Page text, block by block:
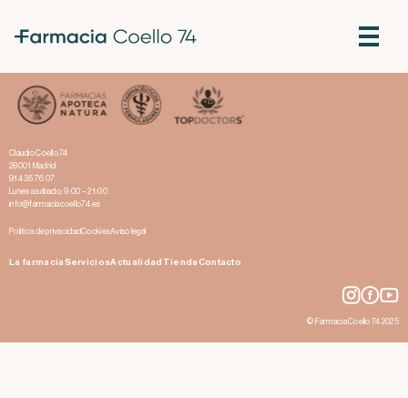
Claudio Coello 74
28001 Madrid
914 35 76 07
Lunes a sábado, 9:00 – 21:00
info@farmaciacoello74.es
Política de privacidadCookiesAviso legal
La farmacia ServiciosActualidad Tienda Contacto
© Farmacia Coello 74 2025